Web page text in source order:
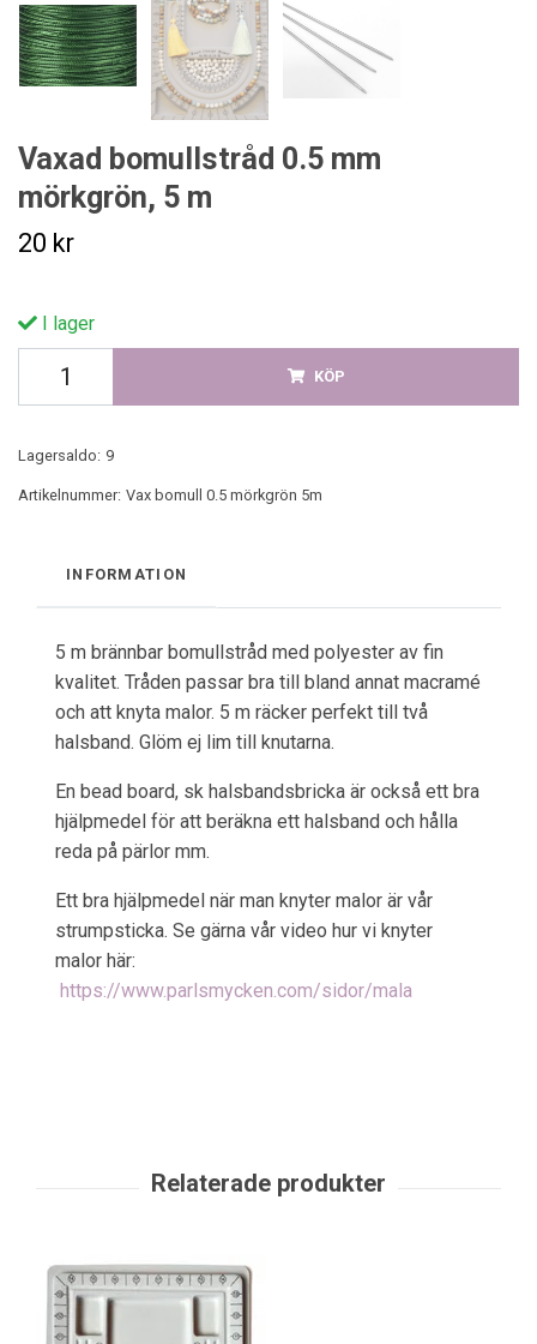
Vaxad bomullstråd 0.5 mm
mörkgrön, 5 m
20 kr
I lager
KÖP
Lagersaldo: 9
Artikelnummer: Vax bomull 0.5 mörkgrön 5m
INFORMATION
5 m brännbar bomullstråd med polyester av fin
kvalitet. Tråden passar bra till bland annat macramé
och att knyta malor. 5 m räcker perfekt till två
halsband. Glöm ej lim till knutarna.
En bead board, sk halsbandsbricka är också ett bra
hjälpmedel för att beräkna ett halsband och hålla
reda på pärlor mm.
Ett bra hjälpmedel när man knyter malor är vår
strumpsticka. Se gärna vår video hur vi knyter
malor här:
https://www.parlsmycken.com/sidor/mala